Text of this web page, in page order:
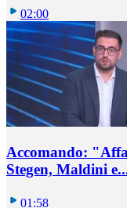
02:00
Accomando:
Stegen, Maldini
01:58